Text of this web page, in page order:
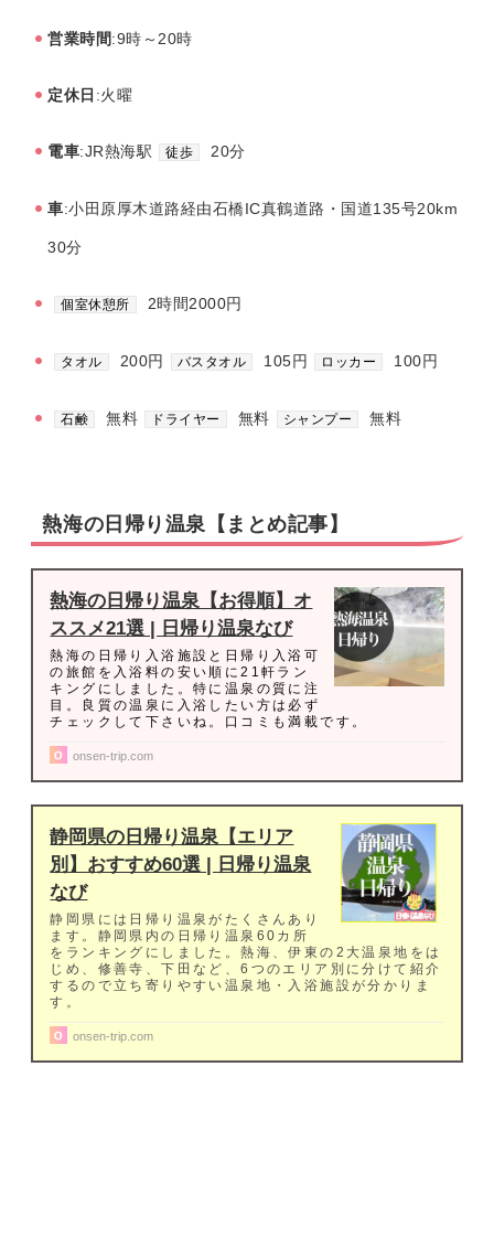
営業時間:9時～20時
定休日 :火曜
電車:JR熱海駅 徒歩 20分
車:小田原厚木道路経由石橋IC真鶴道路・国道135号20km
30分
個室休憩所 2時間2000円
タオル 200円 バスタオル 105円 ロッカー 100円
石鹸 無料 ドライヤー 無料 シャンプー 無料
熱海の日帰り温泉【まとめ記事】
熱海の日帰り温泉【お得順】オ
ススメ21選 | 日帰り温泉なび
熱海の日帰り入浴施設と日帰り入浴可
の旅館を入浴料の安い順に21軒ラン
キングにしました。特に温泉の質に注
目。良質の温泉に入浴したい方は必ず
チェックして下さいね。口コミも満載です。
onsen-trip.com
静岡県の日帰り温泉【エリア
別】おすすめ60選 | 日帰り温泉
なび
静岡県には日帰り温泉がたくさんあり
ます。静岡県内の日帰り温泉60カ所
をランキングにしました。熱海、伊東の2大温泉地をは
じめ、修善寺、下田など、6つのエリア別に分けて紹介
するので立ち寄りやすい温泉地・入浴施設が分かりま
す。
onsen-trip.com